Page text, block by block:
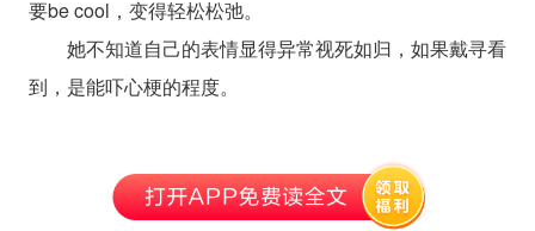
要be cool，变得轻松松弛。
她不知道自己的表情显得异常视死如归，如果戴寻看
到，是能吓心梗的程度。